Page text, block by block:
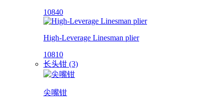
10840
High-Leverage Linesman plier
10810
长头钳 (3)
尖嘴钳